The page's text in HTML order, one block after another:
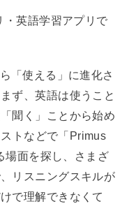
・英語学習アプリで
「使える」に進化さ
ず、英語は使うこと
聞く」ことから始め
トなどで「Primus
場面を探し、さまざ
リスニングスキルが
で理解できなくて